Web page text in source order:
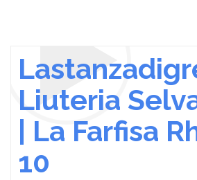
Liuteria
| La Farfisa
10